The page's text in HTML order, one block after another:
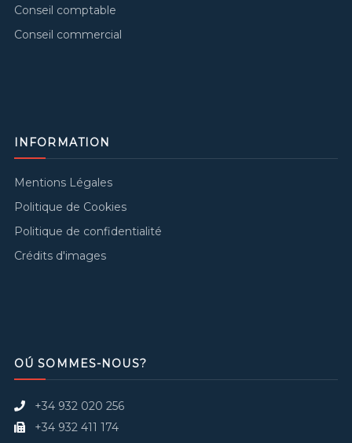
Conseil comptable
Conseil commercial
INFORMATION
Mentions Légales
Politique de Cookies
Politique de confidentialité
Crédits d'images
OÚ SOMMES-NOUS?
+34 932 020 256
+34 932 411 174